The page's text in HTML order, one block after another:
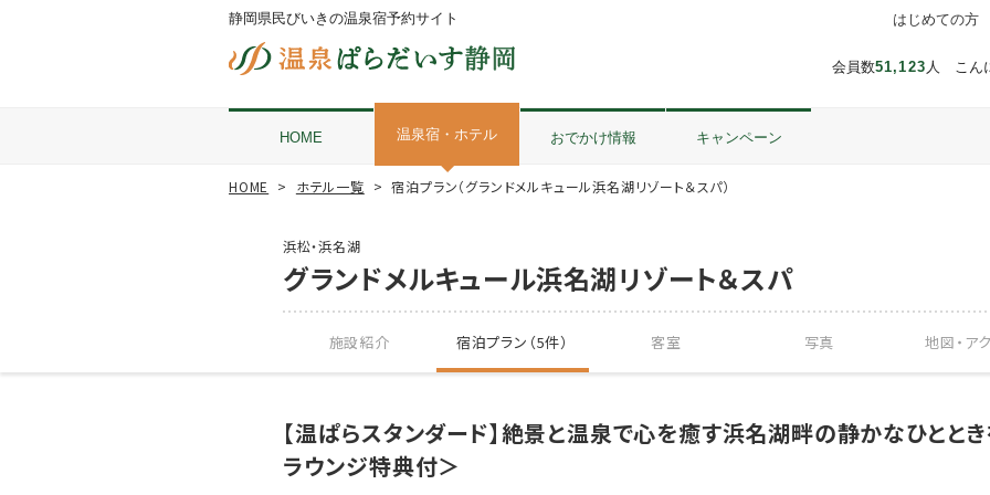
静岡県民びいきの温泉宿予約サイト
会員数51,123 人 こん
はじめての方
HOME 温泉宿・ホテル おでかけ情報 キャンペーン
HOME ホテル一覧 宿泊プラン（グランドメルキュール浜名湖リゾート＆スパ）
浜松・浜名湖
グランドメルキュール浜名湖リゾート＆スパ
施設紹介 宿泊プラン（5件） 客室 写真 地図・ ア
【温ぱらスタンダード】絶景と温泉で心を癒す浜名湖畔の静かなひとと
ラウンジ特典付＞